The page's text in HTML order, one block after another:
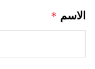
الاسم *